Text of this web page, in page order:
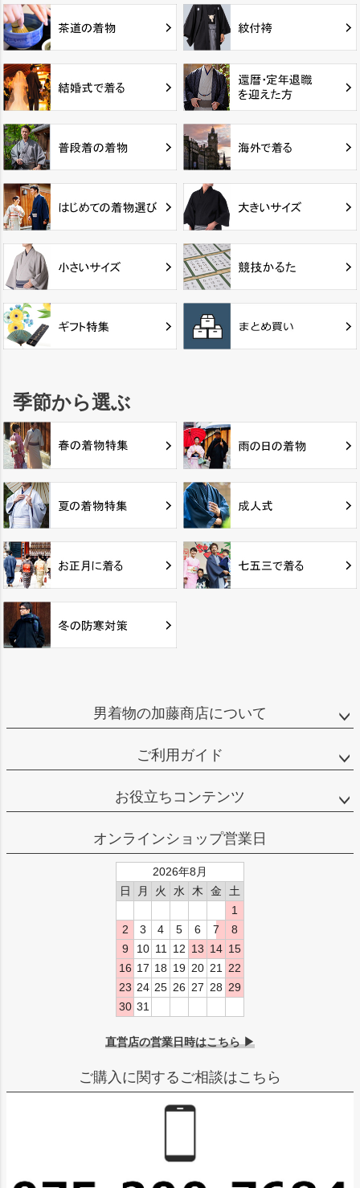
季節から選ぶ
男着物の加藤商店について
ご利用ガイド
お役立ちコンテンツ
オンラインショップ営業日
2026年8月
日
月 火 水 木 金
土
1
2
3 4 5 6 7
8
9
10 11 12 13 14 15
16 17 18 19 20 21
22
23 24 25 26 27 28 29
30 31
直営店の営業日時はこちら ▶
ご購入に関するご相談はこちら